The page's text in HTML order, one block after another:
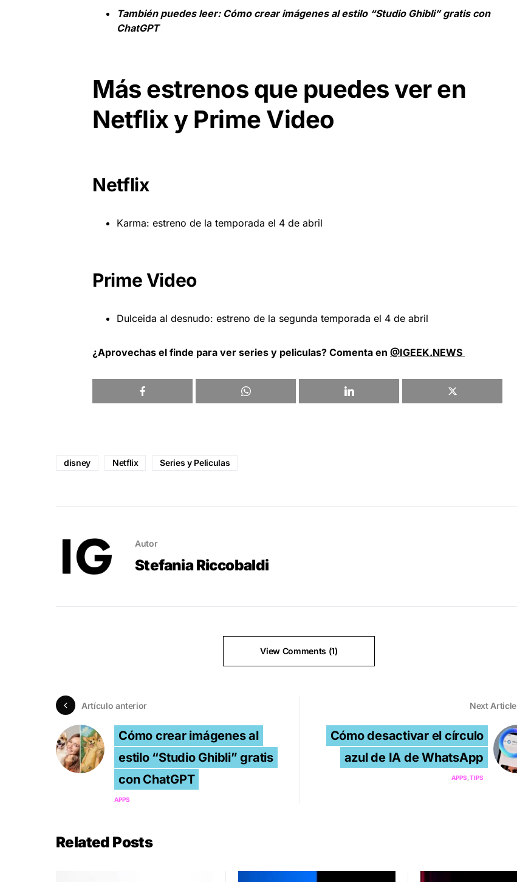
También puedes leer: Cómo crear imágenes al estilo “Studio Ghibli” gratis con
ChatGPT
Más estrenos que puedes ver en
Netflix y Prime Video
Netflix
Karma: estreno de la temporada el 4 de abril
Prime Video
Dulceida al desnudo: estreno de la segunda temporada el 4 de abril
¿Aprovechas el finde para ver series y peliculas? Comenta en @IGEEK.NEWS
disney Netflix Series y Peliculas
Autor
Stefania Riccobaldi
View Comments (1)
Artículo anterior
Cómo crear imágenes al
estilo “Studio Ghibli” gratis
con ChatGPT
APPS
Next Article
Cómo desactivar el círculo
azul de IA de WhatsApp
APPS TIPS
Related Posts